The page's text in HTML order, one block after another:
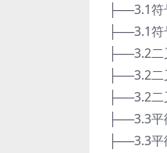
├──3.1
├──3.1
├──3.2
├──3.2
├──3.2
├──3.3
├──3.3